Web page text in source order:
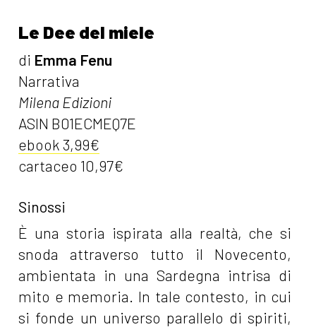
Le Dee del miele
di Emma Fenu
Narrativa
Milena Edizioni
ASIN B01ECMEQ7E
ebook 3,99€
cartaceo 10,97€
Sinossi
È una storia ispirata alla realtà, che si
snoda attraverso tutto il Novecento,
ambientata in una Sardegna intrisa di
mito e memoria. In tale contesto, in cui
si fonde un universo parallelo di spiriti,